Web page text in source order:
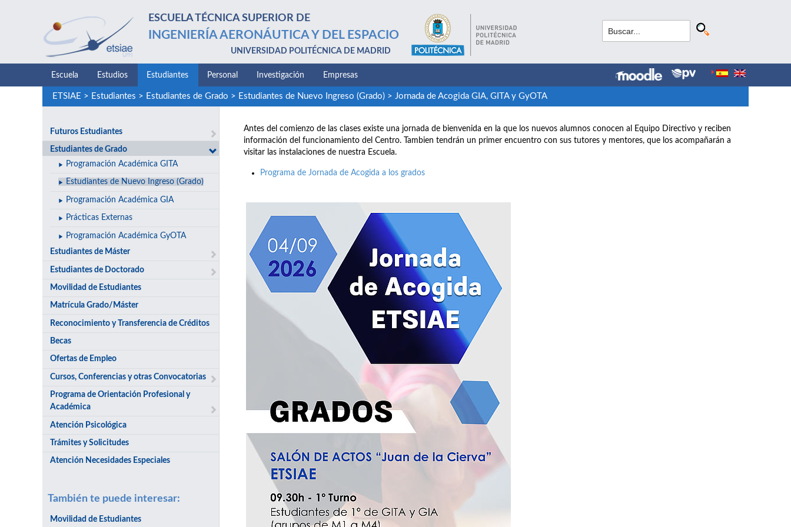
ESCUELA TÉCNICA SUPERIOR DE
INGENIERÍA AERONÁUTICA Y DEL ESPACIO
UNIVERSIDAD POLITÉCNICA DE MADRID
Escuela Estudios Estudiantes Personal Investigación Empresas
ETSIAE > Estudiantes > Estudiantes de Grado > Estudiantes de Nuevo Ingreso (Grado)> Jornada de Acogida GIA, GITA y GyOTA
Futuros Estudiantes
Estudiantes de Grado
Programación Académica GITA
Estudiantes de Nuevo Ingreso (Grado)
Programación Académica GIA
Prácticas Externas
Programación Académica GyOTA
Estudiantes de Máster
Estudiantes de Doctorado
Movilidad de Estudiantes
Matrícula Grado/Máster
Reconocimiento y Transferencia de Créditos
Becas
Ofertas de Empleo
Cursos, Conferencias y otras Convocatorias
Programa de Orientación Profesional y
Académica
Atención Psicológica
Trámites y Solicitudes
Atención Necesidades Especiales
También te puede interesar:
Movilidad de Estudiantes
Antes del comienzo de las clases existe una jornada de bienvenida en la que los nuevos alumnos conocen al Equipo Directivo y reciben
información del funcionamiento del Centro. Tambien tendrán un primer encuentro con sus tutores y mentores, que los acompañarán a
visitar las instalaciones de nuestra Escuela.
Programa de Jornada de Acogida a los grados